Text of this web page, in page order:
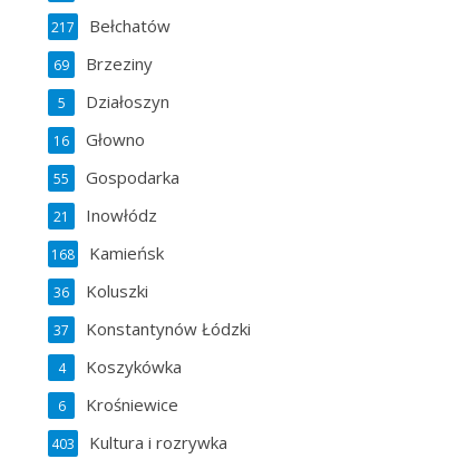
Bełchatów
217
Brzeziny
69
Działoszyn
5
Głowno
16
Gospodarka
55
Inowłódz
21
Kamieńsk
168
Koluszki
36
Konstantynów Łódzki
37
Koszykówka
4
Krośniewice
6
Kultura i rozrywka
403